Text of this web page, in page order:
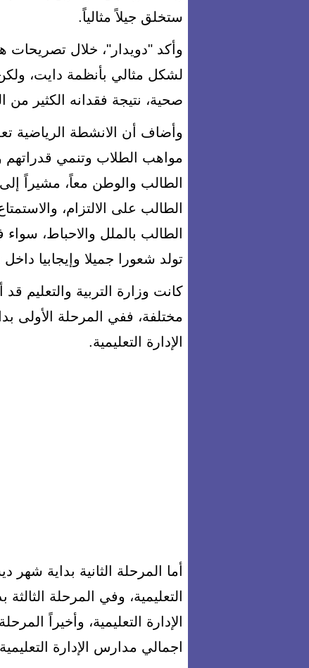
ستخلق جيلاً مثالياً.
لشكل مثالي بأنظمة دايت،
صحية، نتيجة فقدانه الكثير من
وأضاف أن الانشطة الرياضية
مواهب الطلاب وتنمي قدراتهم
الطالب والوطن معاً، مشيراً
الطالب على الالتزام،
الطالب بالملل والاحباط،
تولد شعورا جميلا وإيجابيا
الإدارة التعليمية.
اجمالي مدارس الإدارة